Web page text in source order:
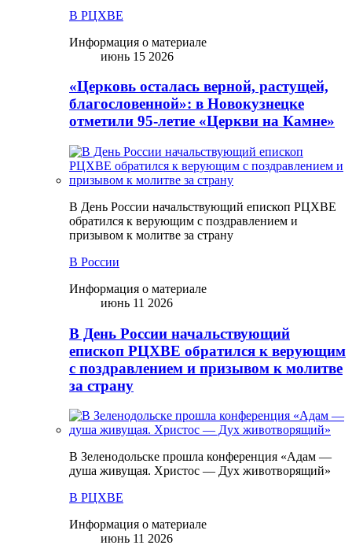
В РЦХВЕ
Информация о материале
июнь 15 2026
«Церковь осталась верной, растущей,
благословенной»: в Новокузнецке
отметили 95-летие «Церкви на Камне»
В День России начальствующий епископ РЦХВЕ
обратился к верующим с поздравлением и
призывом к молитве за страну
В России
Информация о материале
июнь 11 2026
В День России начальствующий
епископ РЦХВЕ обратился к верующим
с поздравлением и призывом к молитве
за страну
В Зеленодольске прошла конференция «Адам —
душа живущая. Христос — Дух животворящий»
В РЦХВЕ
Информация о материале
июнь 11 2026